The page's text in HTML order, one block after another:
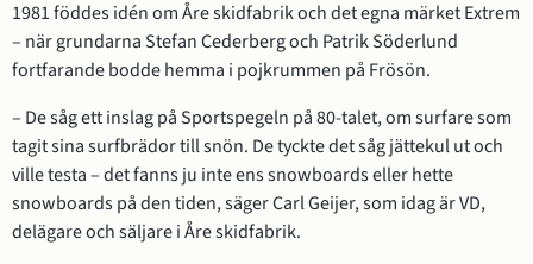
1981 föddes idén om Åre skidfabrik och det egna märket Extrem
– när grundarna Stefan Cederberg och Patrik Söderlund
fortfarande bodde hemma i pojkrummen på Frösön.
– De såg ett inslag på Sportspegeln på 80-talet, om surfare som
tagit sina surfbrädor till snön. De tyckte det såg jättekul ut och
ville testa – det fanns ju inte ens snowboards eller hette
snowboards på den tiden, säger Carl Geijer, som idag är VD,
delägare och säljare i Åre skidfabrik.